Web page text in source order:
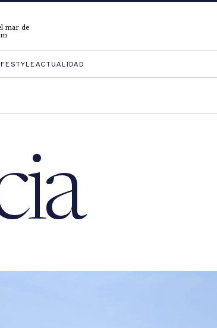
mar de
ACTUALIDAD